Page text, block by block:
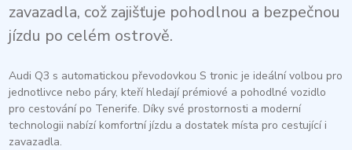
zavazadla, což zajišťuje pohodlnou a bezpečnou
jízdu po celém ostrově.
Audi Q3 s automatickou převodovkou S tronic je ideální volbou pro
jednotlivce nebo páry, kteří hledají prémiové a pohodlné vozidlo
pro cestování po Tenerife. Díky své prostornosti a moderní
technologii nabízí komfortní jízdu a dostatek místa pro cestující i
zavazadla.​